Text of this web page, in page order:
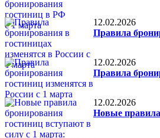
12.02.2026
Правила
12.02.2026
Правила
12.02.2026
Новые правила